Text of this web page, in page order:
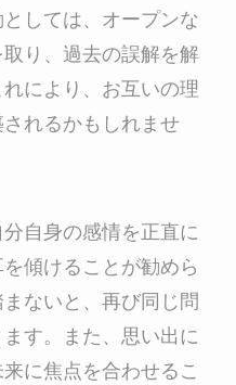
しては、オープンな
り、過去の誤解を解
により、お互いの理
れるかもしれませ
自身の感情を正直に
傾けることが勧めら
ないと、再び同じ問
す。また、思い出に
に焦点を合わせるこ